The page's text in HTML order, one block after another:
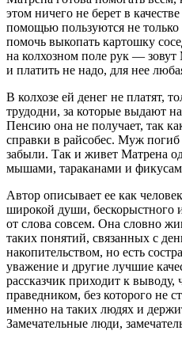
этом ничего не берет в
помощью пользуются не только
помочь выкопать картошку
на колхозном поле рук — зовут
и платить не надо, для нее
В колхозе ей денег не платят,
трудодни, за которые выдают
Пенсию она не получает, так
справки в райсобес. Муж
забыли. Так и живет Матрена
мышами, тараканами и
Автор описывает ее как
широкой души, бескорыстного
от слова совсем. Она словно
таких понятий, связанных с
накопительством, но есть
уважение и другие лучшие
рассказчик приходит к
праведником, без которого не
именно на таких людях и
Замечательные люди,